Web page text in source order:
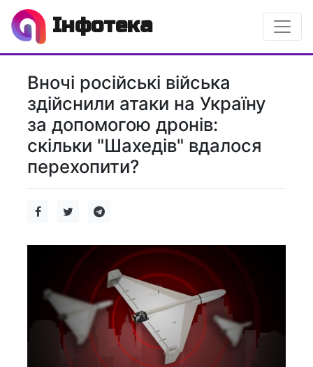
Інфотека
Вночі російські війська
здійснили атаки на Україну
за допомогою дронів:
скільки "Шахедів" вдалося
перехопити?